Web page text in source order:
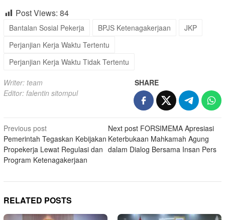
Post Views: 84
Bantalan Sosial Pekerja BPJS Ketenagakerjaan
JKP
Perjanjian Kerja Waktu Tertentu
Perjanjian Kerja Waktu Tidak Tertentu
Writer: team
Editor: falentin sitompul
SHARE
Post
navigation
Previous post
Pemerintah Tegaskan Kebijakan
Propekerja Lewat Regulasi dan
Program Ketenagakerjaan
Next post FORSIMEMA Apresiasi
Keterbukaan Mahkamah Agung
dalam Dialog Bersama Insan Pers
RELATED POSTS